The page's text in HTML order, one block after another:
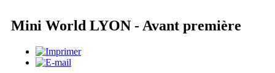
Mini World LYON - Avant première